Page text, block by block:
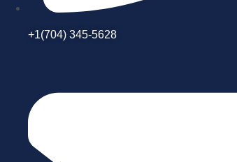
+1(704) 345-5628